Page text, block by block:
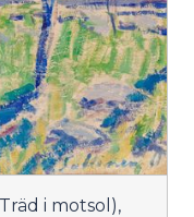
i motsol),